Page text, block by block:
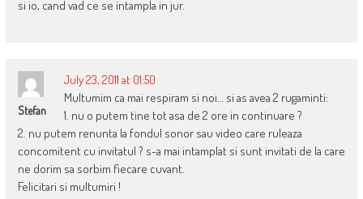
si io, cand vad ce se intampla in jur.
Stefan
July 23, 2011 at 01:50
Multumim ca mai respiram si noi… si as avea 2 rugaminti:
1. nu o putem tine tot asa de 2 ore in continuare ?
2. nu putem renunta la fondul sonor sau video care ruleaza
concomitent cu invitatul ? s-a mai intamplat si sunt invitati de la care
ne dorim sa sorbim fiecare cuvant.
Felicitari si multumiri !